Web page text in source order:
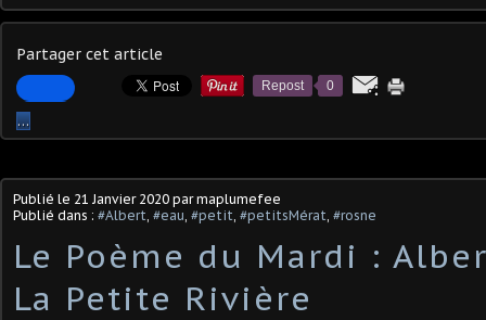
Partager cet article
Repost 0
…
Publié le 21 Janvier 2020 par maplumefee
Publié dans : #Albert #eau #petit #petitsMérat #rosne
Le Poème du Mardi :
La Petite Rivière